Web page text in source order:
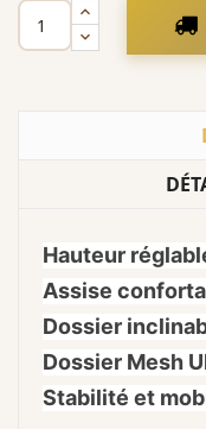
Hauteur
Assise
Dossier
Dossier Mesh
Stabilité et